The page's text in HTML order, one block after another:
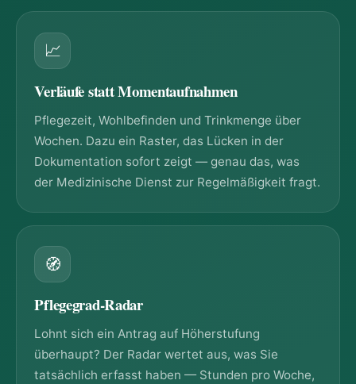
📈
Verläufe statt Momentaufnahmen
Pflegezeit, Wohlbefinden und Trinkmenge über
Wochen. Dazu ein Raster, das Lücken in der
Dokumentation sofort zeigt — genau das, was
der Medizinische Dienst zur Regelmäßigkeit fragt.
🧭
Pflegegrad-Radar
Lohnt sich ein Antrag auf Höherstufung
überhaupt? Der Radar wertet aus, was Sie
tatsächlich erfasst haben — Stunden pro Woche,